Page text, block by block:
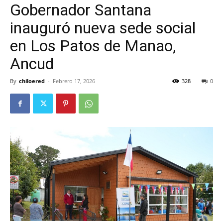
Gobernador Santana
inauguró nueva sede social
en Los Patos de Manao,
Ancud
By chiloered - Febrero 17, 2026 0
328